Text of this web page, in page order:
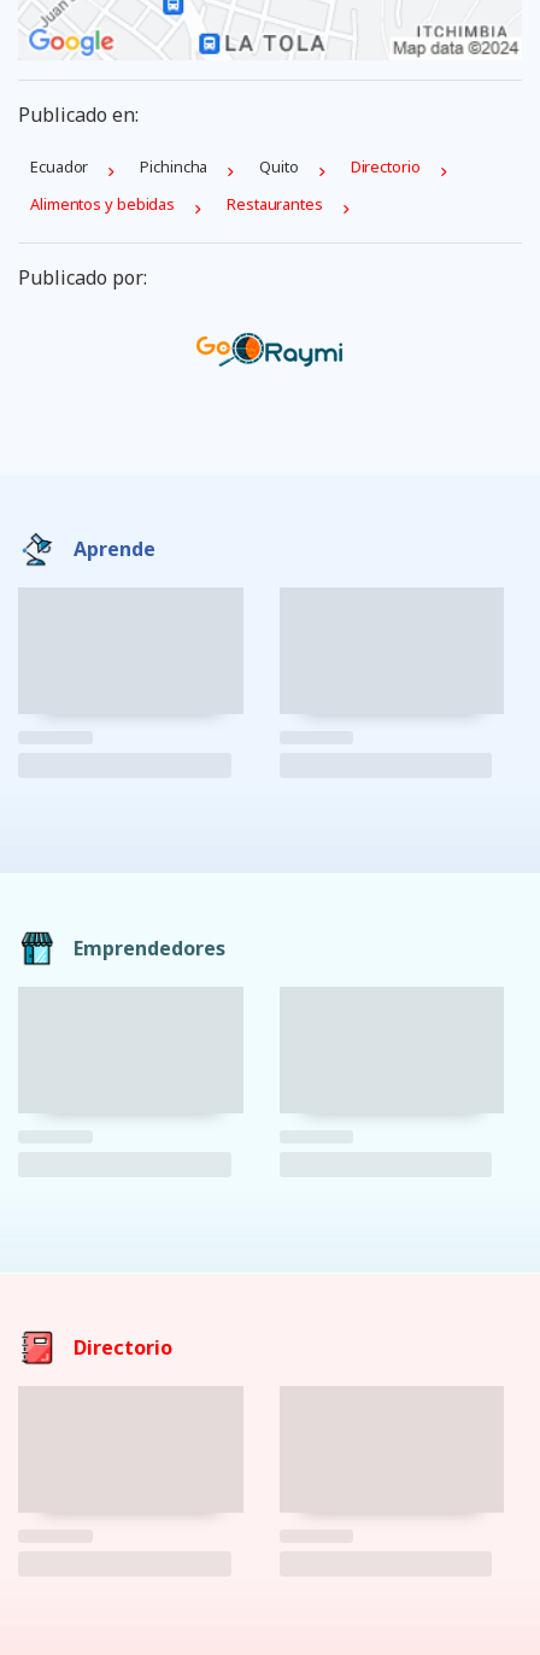
Publicado en:
Ecuador Pichincha Quito
Directorio
Alimentos y bebidas
Restaurantes
Publicado por:
Aprende
Emprendedores
Directorio